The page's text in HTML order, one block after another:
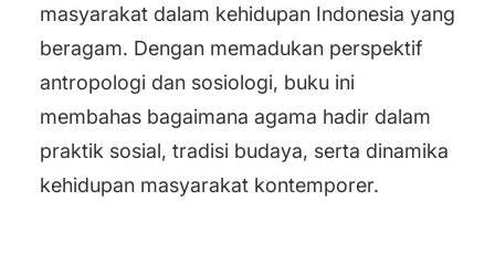
masyarakat dalam kehidupan Indonesia yang
beragam. Dengan memadukan perspektif
antropologi dan sosiologi, buku ini
membahas bagaimana agama hadir dalam
praktik sosial, tradisi budaya, serta dinamika
kehidupan masyarakat kontemporer.